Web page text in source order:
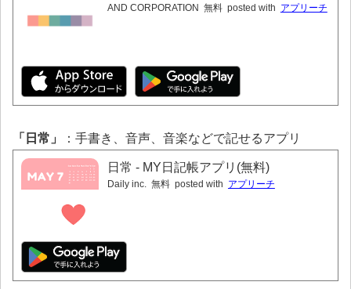
AND CORPORATION 無料 posted with アプリーチ
「日常」 ：手書き、音声、音楽などで記せるアプリ
日常 - MY日記帳アプリ(無料)
Daily inc. 無料 posted with アプリーチ